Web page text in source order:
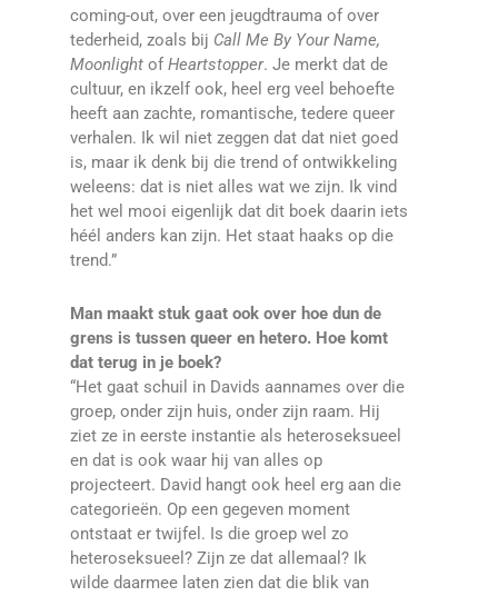
coming-out, over een jeugdtrauma of over
tederheid, zoals bij Call Me By Your Name,
Moonlight ofHeartstopper. Je merkt dat de
cultuur, en ikzelf ook, heel erg veel behoefte
heeft aan zachte, romantische, tedere queer
verhalen. Ik wil niet zeggen dat dat niet goed
is, maar ik denk bij die trend of ontwikkeling
weleens: dat is niet alles wat we zijn. Ik vind
het wel mooi eigenlijk dat dit boek daarin iets
héél anders kan zijn. Het staat haaks op die
trend.”
Man maakt stuk gaat ook over hoe dun de
grens is tussen queer en hetero. Hoe komt
dat terug in je boek?
“Het gaat schuil in Davids aannames over die
groep, onder zijn huis, onder zijn raam. Hij
ziet ze in eerste instantie als heteroseksueel
en dat is ook waar hij van alles op
projecteert. David hangt ook heel erg aan die
categorieën. Op een gegeven moment
ontstaat er twijfel. Is die groep wel zo
heteroseksueel? Zijn ze dat allemaal? Ik
wilde daarmee laten zien dat die blik van